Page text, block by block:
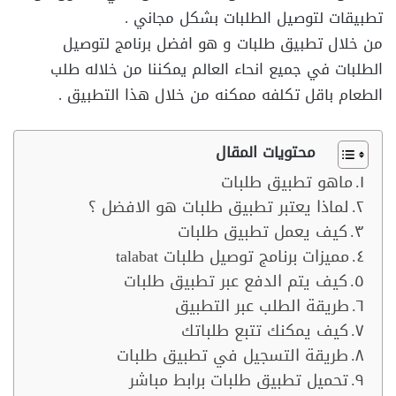
تطبيقات لتوصيل الطلبات بشكل مجاني .
من خلال تطبيق طلبات و هو افضل برنامج لتوصيل
الطلبات في جميع انحاء العالم يمكننا من خلاله طلب
الطعام باقل تكلفه ممكنه من خلال هذا التطبيق .
محتويات المقال
ماهو تطبيق طلبات
لماذا يعتبر تطبيق طلبات هو الافضل ؟
كيف يعمل تطبيق طلبات
مميزات برنامج توصيل طلبات talabat
كيف يتم الدفع عبر تطبيق طلبات
طريقة الطلب عبر التطبيق
كيف يمكنك تتبع طلباتك
طريقة التسجيل في تطبيق طلبات
تحميل تطبيق طلبات برابط مباشر